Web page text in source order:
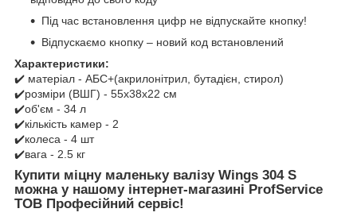
Під час встановлення цифр не відпускайте кнопку!
Відпускаємо кнопку – новий код встановлений
Характеристики:
✔️ матеріал - АБС+(акрилонітрил, бутадієн, стирол)
✔️розміри (ВШГ) - 55x38x22 см
✔️об'єм - 34 л
✔️кількість камер - 2
✔️колеса - 4 шт
✔️вага - 2.5 кг
Купити міцну маленьку валізу Wings 304 S
можна у нашому інтернет-магазині ProfService
ТОВ Професійний сервіс!